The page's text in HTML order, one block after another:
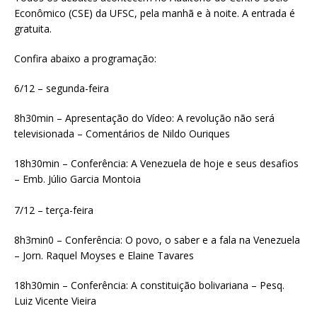
Econômico (CSE) da UFSC, pela manhã e à noite. A entrada é
gratuita.
Confira abaixo a programação:
6/12 – segunda-feira
8h30min – Apresentação do Vídeo: A revolução não será
televisionada – Comentários de Nildo Ouriques
18h30min – Conferência: A Venezuela de hoje e seus desafios
– Emb. Júlio Garcia Montoia
7/12 – terça-feira
8h3min0 – Conferência: O povo, o saber e a fala na Venezuela
– Jorn. Raquel Moyses e Elaine Tavares
18h30min – Conferência: A constituição bolivariana – Pesq.
Luiz Vicente Vieira